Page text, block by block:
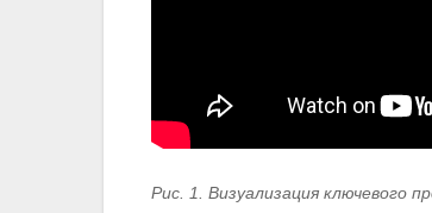
Рис. 1. Визуализация ключевого